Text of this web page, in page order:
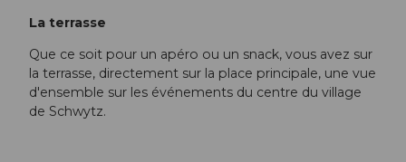
La terrasse
Que ce soit pour un apéro ou un snack, vous avez sur
la terrasse, directement sur la place principale, une vue
d'ensemble sur les événements du centre du village
de Schwytz.